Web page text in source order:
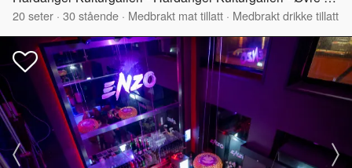
20seter · 30stående · Medbrakt mat tillatt · Medbrakt drikke tillatt